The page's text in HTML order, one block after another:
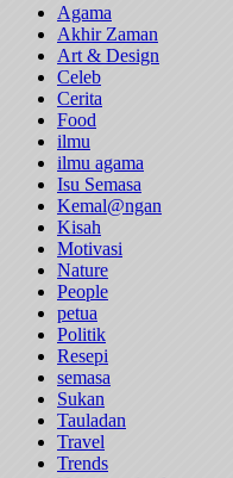
Agama
Akhir Zaman
Art & Design
Celeb
Cerita
Food
ilmu
ilmu agama
Isu Semasa
Kemal@ngan
Kisah
Motivasi
Nature
People
petua
Politik
Resepi
semasa
Sukan
Tauladan
Travel
Trends